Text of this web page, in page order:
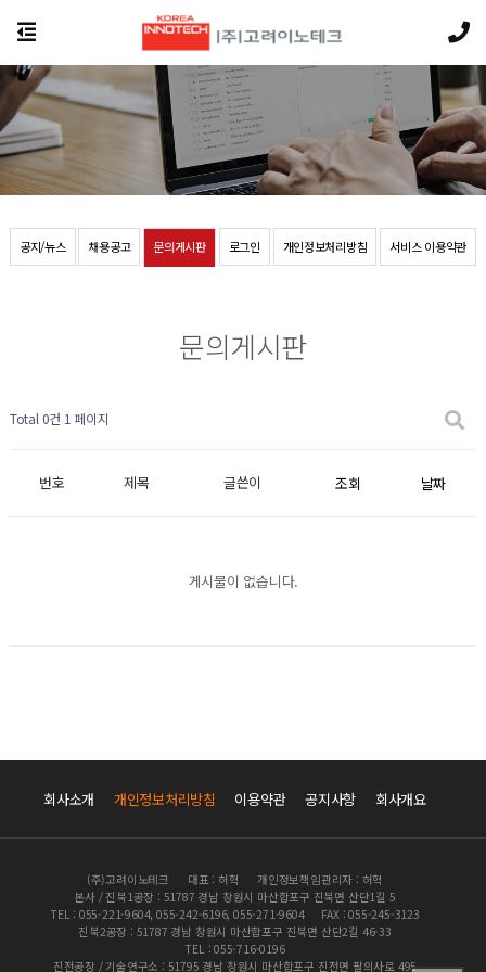
공지/뉴스 채용공고 문의게시판 로그인 개인정보처리방침 서비스 이용약관
문의게시판
Total 0건 1 페이지
번호 제목 글쓴이 조회 날짜
게시물이 없습니다.
회사소개 개인정보처리방침 이용약관 공지사항 회사개요
(주)고려이노테크 대표 : 허혁
개인정보책임관리자 : 허혁
본사 / 진북1공장 : 51787 경남 창원시 마산합포구 진북면 산단1길 5
TEL : 055-221-9604, 055-242-6196, 055-271-9604
FAX : 055-245-3123
진북2공장 : 51787 경남 창원시 마산합포구 진북면 산단2길 46-33
TEL : 055-716-0196
진전공장 / 기술연구소 : 51795 경남 창원시 마산합포구 진전면 팔의사로 495